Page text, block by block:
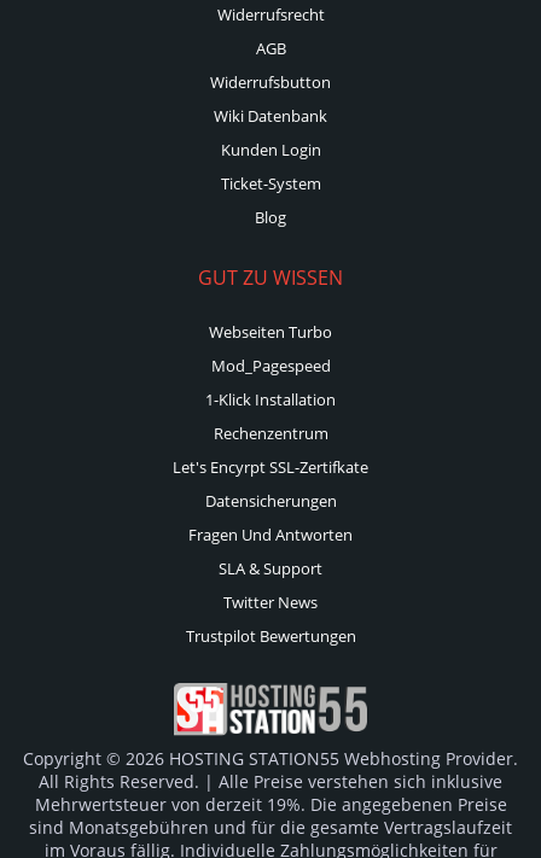
Widerrufsrecht
AGB
Widerrufsbutton
Wiki Datenbank
Kunden Login
Ticket-System
Blog
GUT ZU WISSEN
Webseiten Turbo
Mod_Pagespeed
1-Klick Installation
Rechenzentrum
Let's Encyrpt SSL-Zertifkate
Datensicherungen
Fragen Und Antworten
SLA & Support
Twitter News
Trustpilot Bewertungen
Copyright © 2026 HOSTING STATION55 Webhosting Provider.
All Rights Reserved. | Alle Preise verstehen sich inklusive
Mehrwertsteuer von derzeit 19%. Die angegebenen Preise
sind Monatsgebühren und für die gesamte Vertragslaufzeit
im Voraus fällig. Individuelle Zahlungsmöglichkeiten für